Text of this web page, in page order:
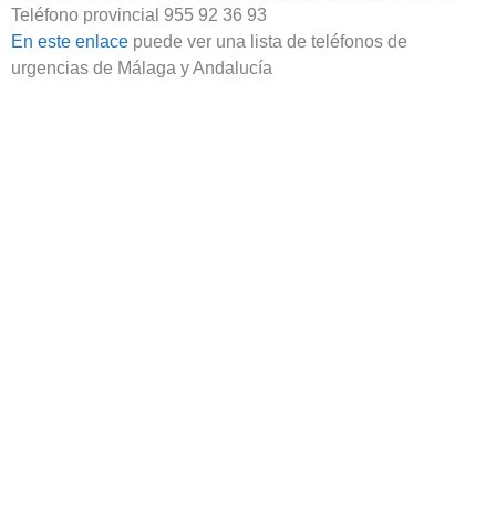
Teléfono provincial 955 92 36 93
En este enlace puede ver una lista de teléfonos de
urgencias de Málaga y Andalucía